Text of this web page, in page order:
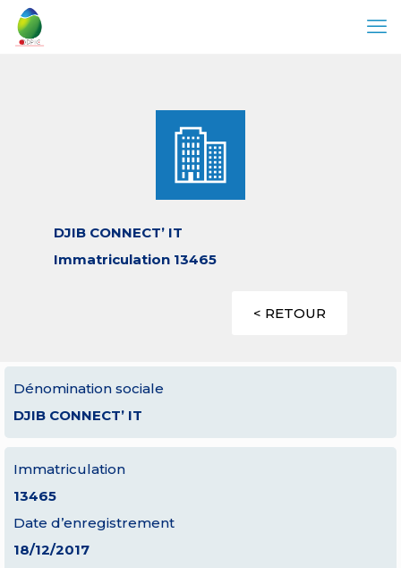
DJIB CONNECT’ IT
Immatriculation 13465
< RETOUR
Dénomination sociale
DJIB CONNECT’ IT
Immatriculation
13465
Date d’enregistrement
18/12/2017